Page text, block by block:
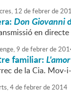
12 defebrerde
Don Giovanni
en
9 defebrerde
familiar:
de la Cia. Mov-
4defebrerde2014